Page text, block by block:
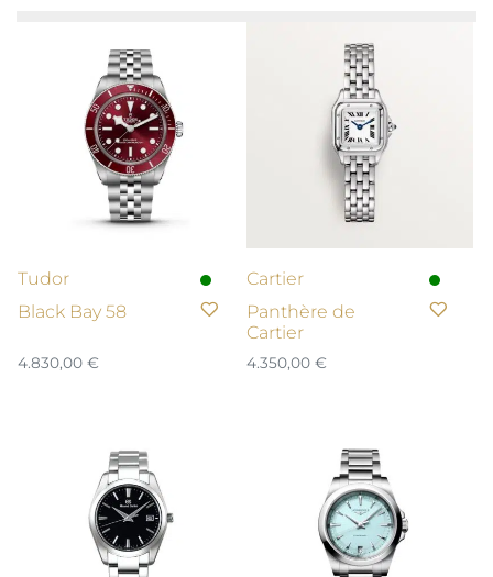
Tudor
Black Bay 58
4.830,00 €
Cartier
Panthère de
Cartier
4.350,00 €